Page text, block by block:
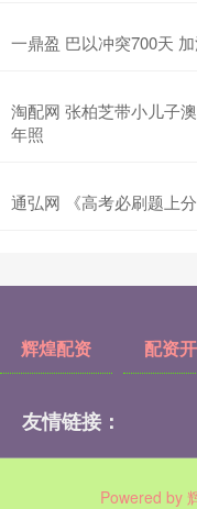
一鼎盈 巴以冲突700天
淘配网 张柏芝带小儿子
年照
通弘网 《高考必刷题上
辉煌配资 配资
友情链接：
Powered by